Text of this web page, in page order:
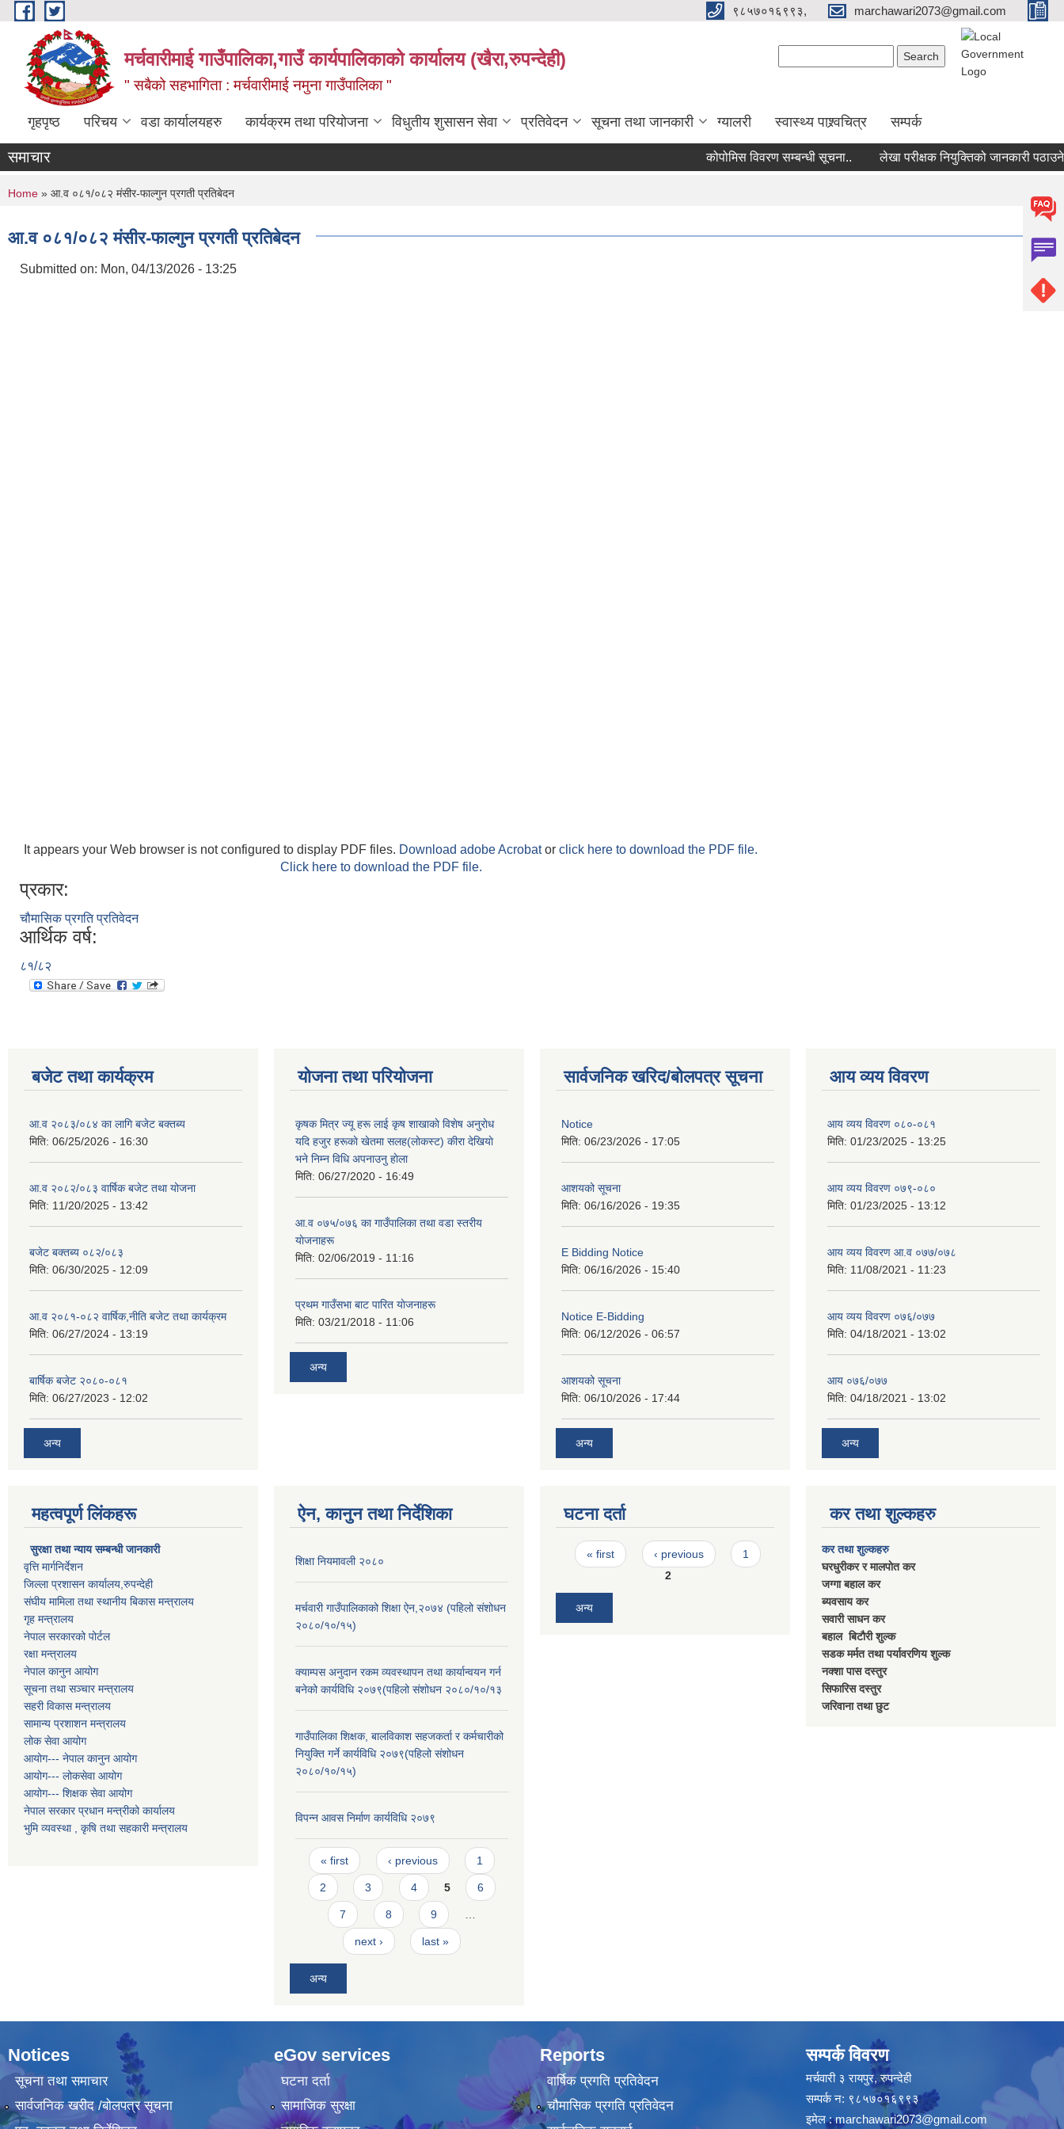
Skip to main content ९८५७०१६९९३, marchawari2073@gmail.com
मर्चवारीमाई गाउँपालिका,गाउँ कार्यपालिकाको कार्यालय (खैरा,रुपन्देही)
" सबैको सहभागिता : मर्चवारीमाई नमुना गाउँपालिका "
गृहपृष्ठ परिचय वडा कार्यालयहरु कार्यक्रम तथा परियोजना विधुतीय शुसासन सेवा प्रतिवेदन सूचना तथा जानकारी ग्यालरी स्वास्थ्य पाश्र्वचित्र सम्पर्क
समाचार कोपोमिस विवरण सम्बन्धी सूचना.. लेखा परीक्षक नियुक्तिको जानकारी पठाउने
You are here
Home » आ.व ०८१/०८२ मंसीर-फाल्गुन प्रगती प्रतिबेदन
आ.व ०८१/०८२ मंसीर-फाल्गुन प्रगती प्रतिबेदन
Submitted on: Mon, 04/13/2026 - 13:25
It appears your Web browser is not configured to display PDF files. Download adobe Acrobator click here to download the PDF file.
Click here to download the PDF file.
प्रकार:
चौमासिक प्रगति प्रतिवेदन
आर्थिक वर्ष:
८१/८२
बजेट तथा कार्यक्रम
आ.व २०८३/०८४ का लागि बजेट बक्तब्य
मिति: 06/25/2026 - 16:30
आ.व २०८२/०८३ वार्षिक बजेट तथा योजना
मिति: 11/20/2025 - 13:42
बजेट बक्तब्य ०८२/०८३
मिति: 06/30/2025 - 12:09
आ.व २०८१-०८२ वार्षिक,नीति बजेट तथा कार्यक्रम
मिति: 06/27/2024 - 13:19
बार्षिक बजेट २०८०-०८१
मिति: 06/27/2023 - 12:02
अन्य
योजना तथा परियोजना
कृषक मित्र ज्यू हरू लाई कृष शाखाकाे विशेष अनुराेध
यदि हजुर हरूकाे खेतमा सलह(लाेकस्ट) कीरा देखियाे
भने निम्न विधि अपनाउनु हाेला
मिति: 06/27/2020 - 16:49
आ‍.व ०७५/०७६ का गाउँपालिका तथा वडा स्तरीय
याेजनाहरू
मिति: 02/06/2019 - 11:16
प्रथम गाउँसभा बाट पारित याेजनाहरू
मिति: 03/21/2018 - 11:06
अन्य
सार्वजनिक खरिद/बोलपत्र सूचना
Notice
मिति: 06/23/2026 - 17:05
आशयको सूचना
मिति: 06/16/2026 - 19:35
E Bidding Notice
मिति: 06/16/2026 - 15:40
Notice E-Bidding
मिति: 06/12/2026 - 06:57
आशयको सूचना
मिति: 06/10/2026 - 17:44
अन्य
आय व्यय विवरण
आय व्यय विवरण ०८०-०८१
मिति: 01/23/2025 - 13:25
आय व्यय विवरण ०७९-०८०
मिति: 01/23/2025 - 13:12
आय व्यय विवरण आ.व ०७७/०७८
मिति: 11/08/2021 - 11:23
आय व्यय विवरण ०७६/०७७
मिति: 04/18/2021 - 13:02
आय ०७६/०७७
मिति: 04/18/2021 - 13:02
अन्य
महत्वपूर्ण लिंकहरू
सुरक्षा तथा न्याय सम्बन्धी जानकारी
वृत्ति मार्गनिर्देशन
जिल्ला प्रशासन कार्यालय,रुपन्देही
संघीय मामिला तथा स्थानीय बिकास मन्त्रालय
गृह मन्त्रालय
नेपाल सरकारको पोर्टल
रक्षा मन्त्रालय
नेपाल कानुन आयोग
सूचना तथा सञ्चार मन्त्रालय
सहरी विकास मन्त्रालय
सामान्य प्रशाशन मन्त्रालय
लोक सेवा आयोग
आयोग--- नेपाल कानुन आयोग
आयोग--- लोकसेवा आयोग
आयोग--- शिक्षक सेवा आयोग
नेपाल सरकार प्रधान मन्त्रीको कार्यालय
भुमि व्यवस्था , कृषि तथा सहकारी मन्त्रालय
ऐन, कानुन तथा निर्देशिका
शिक्षा नियमावली २०८०
मर्चवारी गाउँपालिकाको शिक्षा ऐन,२०७४ (पहिलो संशोधन
२०८०/१०/१५)
क्याम्पस अनुदान रकम व्यवस्थापन तथा कार्यान्वयन गर्न
बनेको कार्यविधि २०७९(पहिलो संशोधन २०८०/१०/१३
गाउँपालिका शिक्षक, बालविकाश सहजकर्ता र कर्मचारीको
नियुक्ति गर्ने कार्यविधि २०७९(पहिलो संशोधन
२०८०/१०/१५)
विपन्न आवस निर्माण कार्यविधि २०७९
Pages
« first ‹ previous 1
2 3 4 5 6
7 8 9
next › last »
अन्य
घटना दर्ता
Pages
« first ‹ previous
1
2
अन्य
कर तथा शुल्कहरु
कर तथा शुल्कहरु
घरधुरीकर र मालपाेत कर
जग्गा बहाल कर
ब्यवसाय कर
सवारी साधन कर
बहाल बिटाैरी शुल्क
सडक मर्मत तथा पर्यावरणिय शुल्क
नक्शा पास दस्तुर
सिफारिस दस्तुर
जरिवाना तथा छुट
Notices
सूचना तथा समाचार
सार्वजनिक खरीद /बोलपत्र सूचना
eGov services
घटना दर्ता
सामाजिक सुरक्षा
Reports
वार्षिक प्रगति प्रतिवेदन
चौमासिक प्रगति प्रतिवेदन
सम्पर्क विवरण
मर्चवारी ३ रायपुर, रुपन्देही
सम्पर्क न: ९८५७०१६९९३
इमेल :marchawari2073@gmail.com